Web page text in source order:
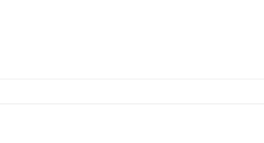
Μοντέρνο μαύρο ματ, μαρμάρινο εφέ,